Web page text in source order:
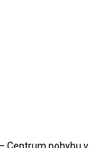
Centrum pohybu v